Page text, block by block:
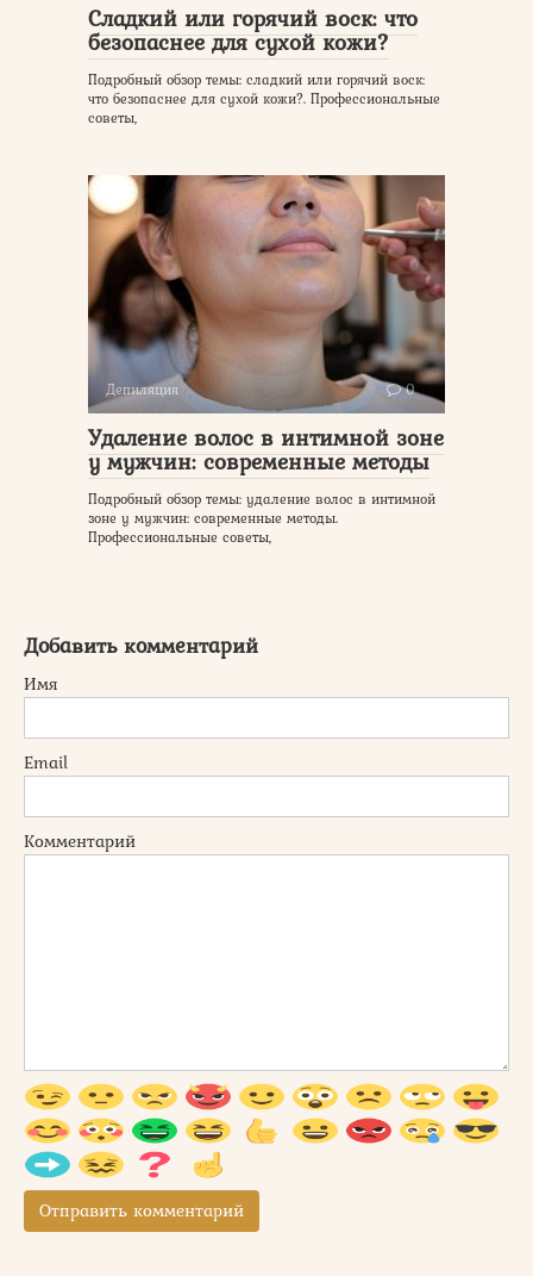
Сладкий или горячий воск: что
безопаснее для сухой кожи?
Подробный обзор темы: сладкий или горячий воск:
что безопаснее для сухой кожи?. Профессиональные
советы,
Депиляция 0
Удаление волос в интимной зоне
у мужчин: современные методы
Подробный обзор темы: удаление волос в интимной
зоне у мужчин: современные методы.
Профессиональные советы,
Добавить комментарий
Имя
Email
Комментарий